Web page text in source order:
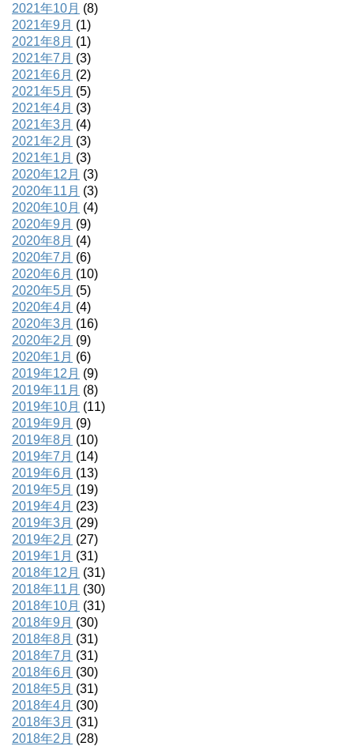
2021年10月 (8)
2021年9月 (1)
2021年8月 (1)
2021年7月 (3)
2021年6月 (2)
2021年5月 (5)
2021年4月 (3)
2021年3月 (4)
2021年2月 (3)
2021年1月 (3)
2020年12月 (3)
2020年11月 (3)
2020年10月 (4)
2020年9月 (9)
2020年8月 (4)
2020年7月 (6)
2020年6月 (10)
2020年5月 (5)
2020年4月 (4)
2020年3月 (16)
2020年2月 (9)
2020年1月 (6)
2019年12月 (9)
2019年11月 (8)
2019年10月 (11)
2019年9月 (9)
2019年8月 (10)
2019年7月 (14)
2019年6月 (13)
2019年5月 (19)
2019年4月 (23)
2019年3月 (29)
2019年2月 (27)
2019年1月 (31)
2018年12月 (31)
2018年11月 (30)
2018年10月 (31)
2018年9月 (30)
2018年8月 (31)
2018年7月 (31)
2018年6月 (30)
2018年5月 (31)
2018年4月 (30)
2018年3月 (31)
2018年2月 (28)